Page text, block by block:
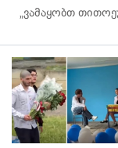
„ვამაყობთ